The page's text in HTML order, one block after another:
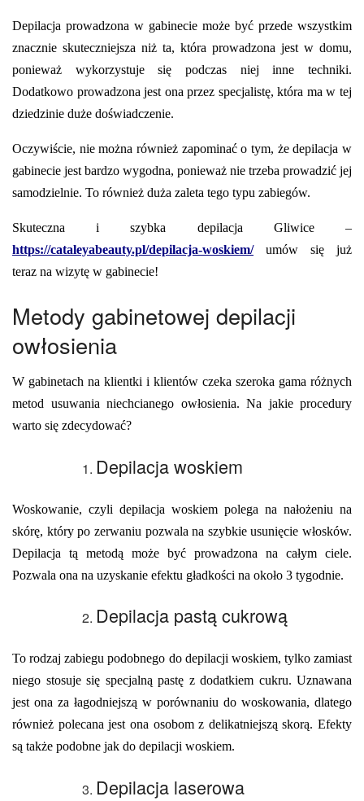
Depilacja prowadzona w gabinecie może być przede wszystkim
znacznie skuteczniejsza niż ta, która prowadzona jest w domu,
ponieważ wykorzystuje się podczas niej inne techniki.
Dodatkowo prowadzona jest ona przez specjalistę, która ma w tej
dziedzinie duże doświadczenie.
Oczywiście, nie można również zapominać o tym, że depilacja w
gabinecie jest bardzo wygodna, ponieważ nie trzeba prowadzić jej
samodzielnie. To również duża zaleta tego typu zabiegów.
Skuteczna i szybka depilacja Gliwice –
https://cataleyabeauty.pl/depilacja-woskiem/umów się już
teraz na wizytę w gabinecie!
Metody gabinetowej depilacji
owłosienia
W gabinetach na klientki i klientów czeka szeroka gama różnych
metod usuwania niechcianego owłosienia. Na jakie procedury
warto się zdecydować?
Depilacja woskiem
Woskowanie, czyli depilacja woskiem polega na nałożeniu na
skórę, który po zerwaniu pozwala na szybkie usunięcie włosków.
Depilacja tą metodą może być prowadzona na całym ciele.
Pozwala ona na uzyskanie efektu gładkości na około 3 tygodnie.
Depilacja pastą cukrową
To rodzaj zabiegu podobnego do depilacji woskiem, tylko zamiast
niego stosuje się specjalną pastę z dodatkiem cukru. Uznawana
jest ona za łagodniejszą w porównaniu do woskowania, dlatego
również polecana jest ona osobom z delikatniejszą skorą. Efekty
są także podobne jak do depilacji woskiem.
Depilacja laserowa